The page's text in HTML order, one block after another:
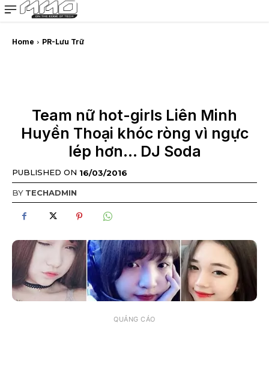
MMOSITE - Thông tin công nghệ
Bài viết nổi bật
Home PR-Lưu Trữ
Team nữ hot-girls Liên Minh
Huyền Thoại khóc ròng vì ngực
lép hơn… DJ Soda
PUBLISHED ON 16/03/2016
BY TECHADMIN
QUẢNG CÁO